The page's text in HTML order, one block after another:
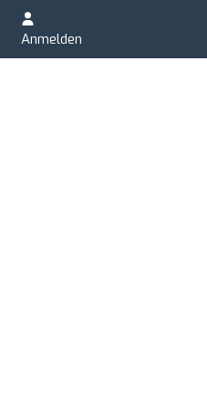
Anmelden